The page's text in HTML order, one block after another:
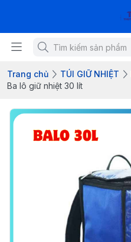
Trang chủ TÚI GIỮ NHIỆT
Ba lô giữ nhiệt 30 lít